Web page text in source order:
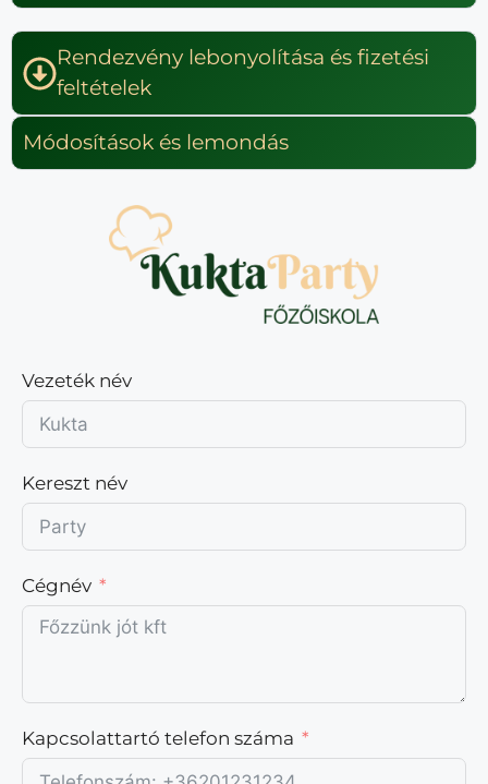
Rendezvény lebonyolítása és fizetési
feltételek
Módosítások és lemondás
Vezeték név
Kereszt név
Cégnév
Kapcsolattartó telefon száma